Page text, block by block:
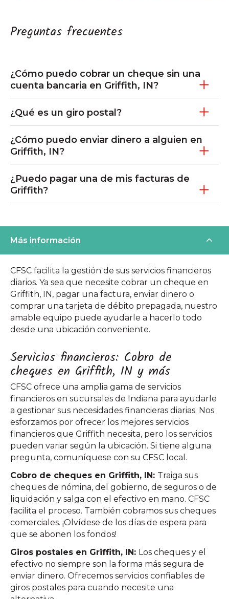
Preguntas frecuentes
¿Cómo puedo cobrar un cheque sin una
cuenta bancaria en Griffith, IN?
¿Qué es un giro postal?
¿Cómo puedo enviar dinero a alguien en
Griffith, IN?
¿Puedo pagar una de mis facturas de
Griffith?
Más información
CFSC facilita la gestión de sus servicios financieros
diarios. Ya sea que necesite cobrar un cheque en
Griffith, IN, pagar una factura, enviar dinero o
comprar una tarjeta de débito prepagada, nuestro
amable equipo puede ayudarle a hacerlo todo
desde una ubicación conveniente.
Servicios financieros: Cobro de
cheques en Griffith, IN y más
CFSC ofrece una amplia gama de servicios
financieros en sucursales de Indiana para ayudarle
a gestionar sus necesidades financieras diarias. Nos
esforzamos por ofrecer los mejores servicios
financieros que Griffith necesita, pero los servicios
pueden variar según la ubicación. Si tiene alguna
pregunta, comuníquese con su CFSC local.
Cobro de cheques en Griffith, IN: Traiga sus
cheques de nómina, del gobierno, de seguros o de
liquidación y salga con el efectivo en mano. CFSC
facilita el proceso. También cobramos sus cheques
comerciales. ¡Olvídese de los días de espera para
que se abonen los fondos!
Giros postales en Griffith, IN: Los cheques y el
efectivo no siempre son la forma más segura de
enviar dinero. Ofrecemos servicios confiables de
giros postales para cuando necesite una